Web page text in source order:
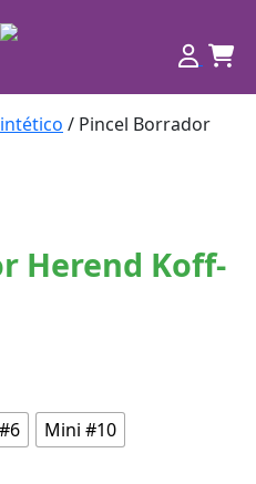
/ Pincel Borrador
Herend Koff-
Mini #10